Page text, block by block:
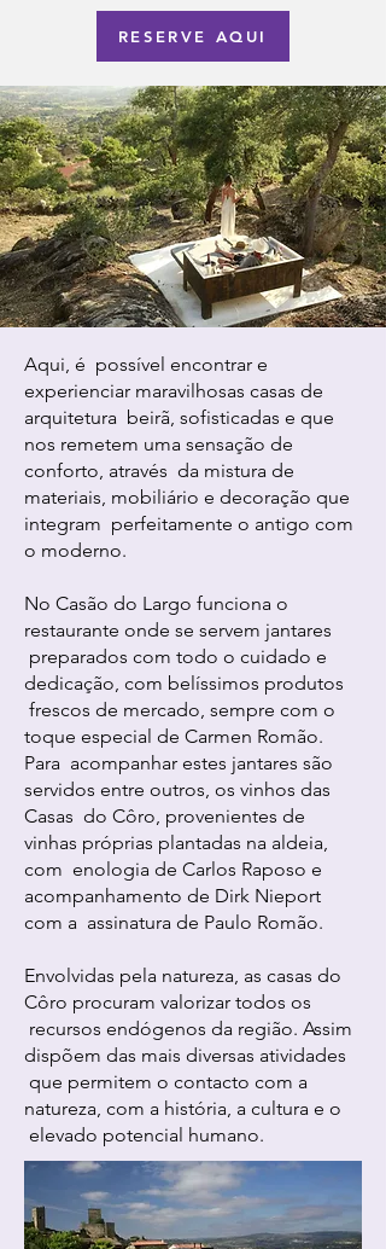
RESERVE AQUI
Aqui, é possível encontrar e
experienciar maravilhosas casas de
arquitetura beirã, sofisticadas e que
nos remetem uma sensação de
conforto, através da mistura de
materiais, mobiliário e decoração que
integram perfeitamente o antigo com
o moderno.
No Casão do Largo funciona o
restaurante onde se servem jantares
preparados com todo o cuidado e
dedicação, com belíssimos produtos
frescos de mercado, sempre com o
toque especial de Carmen Romão.
Para acompanhar estes jantares são
servidos entre outros, os vinhos das
Casas do Côro, provenientes de
vinhas próprias plantadas na aldeia,
com enologia de Carlos Raposo e
acompanhamento de Dirk Nieport
com a assinatura de Paulo Romão.
Envolvidas pela natureza, as casas do
Côro procuram valorizar todos os
recursos endógenos da região. Assim
dispõem das mais diversas atividades
que permitem o contacto com a
natureza, com a história, a cultura e o
elevado potencial humano.